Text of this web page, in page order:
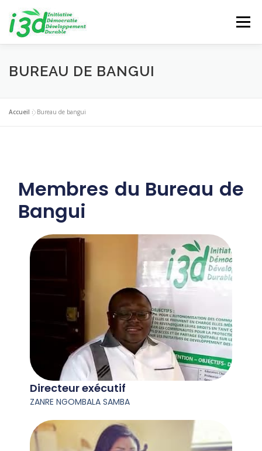
Menu
A PROPOS DE NOUS NOS ANTENNES
NOS RÉALISATIONS
BUREAU DE BANGUI
Accueil »Bureau de bangui
Membres du Bureau de
Bangui
Directeur exécutif
ZANRE NGOMBALA SAMBA